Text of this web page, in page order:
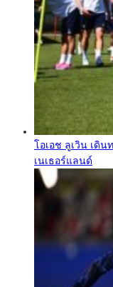
โอเอช ลูเวิน เดิ
เนเธอร์แลนด์